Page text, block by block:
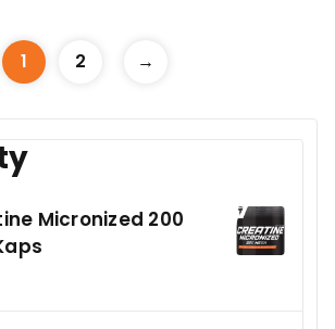
1 2 →
Micronized 200